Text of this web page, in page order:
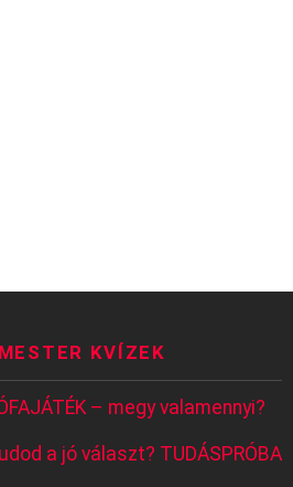
KVÍZEK
– megy valamennyi?
a jó választ? TUDÁSPRÓBA